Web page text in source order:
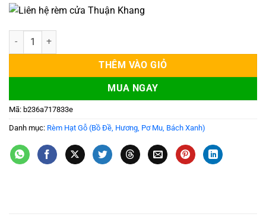
500.000₫.
Rèm thờ hạt gỗ Bồ Đề chữ PHÚC số lượng
THÊM VÀO GIỎ
MUA NGAY
Mã: b236a717833e
Danh mục: Rèm Hạt Gỗ (Bồ Đề, Hương, Pơ Mu, Bách Xanh)